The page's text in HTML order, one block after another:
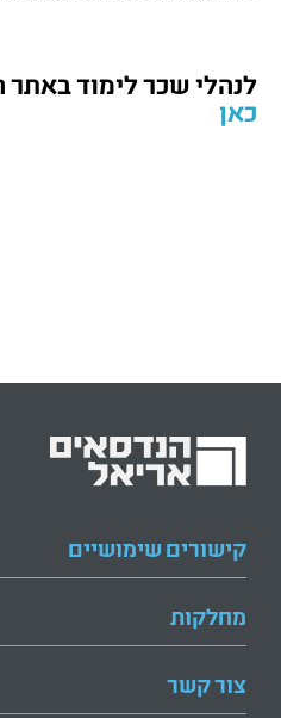
לנהלי שכר לימוד באתר
כאן
קישורים שימושיים
מחלקות
צור קשר